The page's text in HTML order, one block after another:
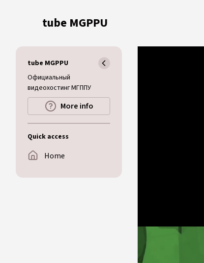
tube MGPPU
tube MGPPU
Официальный
видеохостинг МГППУ
More info
Quick access
Home